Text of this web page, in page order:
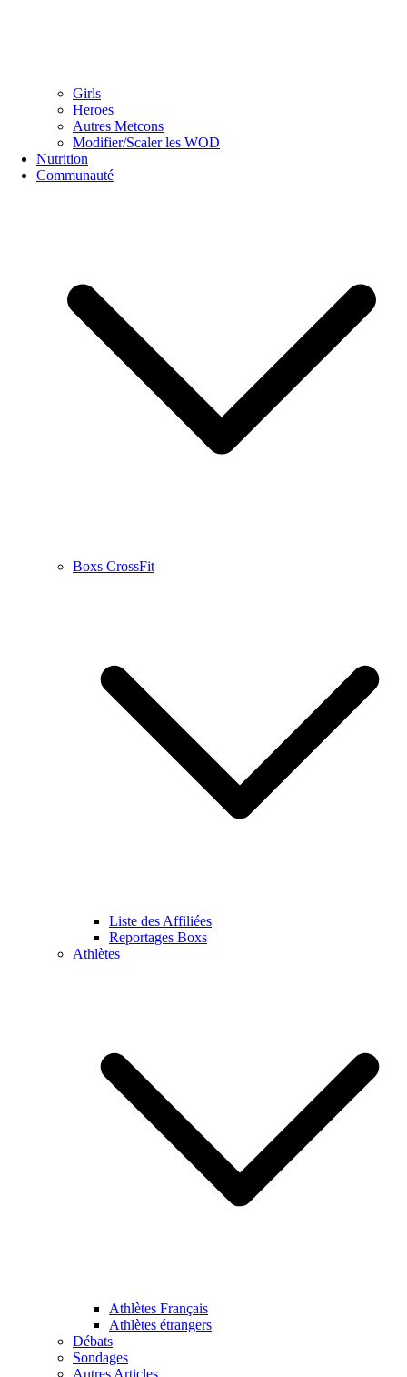
Girls
Heroes
Autres Metcons
Modifier/Scaler les WOD
Nutrition
Communauté
Boxs CrossFit
Liste des Affiliées
Reportages Boxs
Athlètes
Athlètes Français
Athlètes étrangers
Débats
Sondages
Autres Articles